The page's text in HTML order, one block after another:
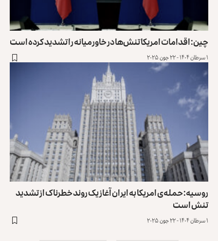
چین: اقدامات امریکا تنش‌ها در خاورمیانه را تشدید کرده است
۱ سرطان ۱۴۰۴ - ۲۲ جون ۲۰۲۵
روسیه: حمله‌ی امریکا به ایران آغاز یک روند خطرناک از تشدید
تنش است
۱ سرطان ۱۴۰۴ - ۲۲ جون ۲۰۲۵